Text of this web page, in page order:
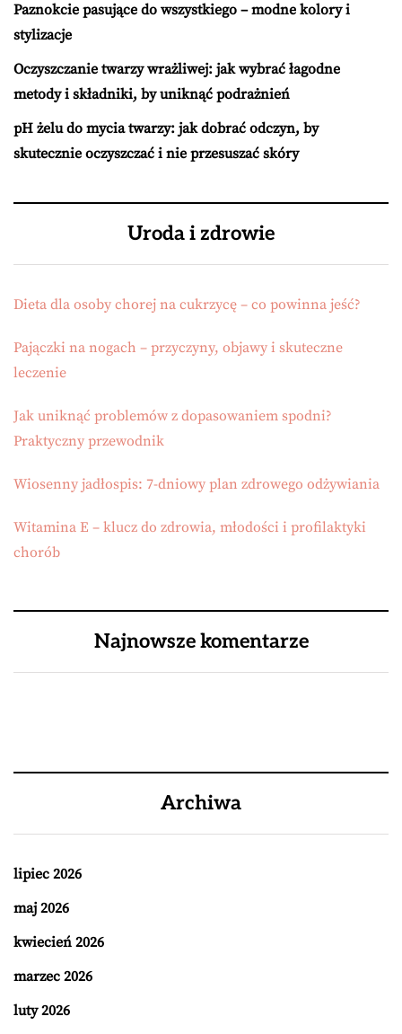
Paznokcie pasujące do wszystkiego – modne kolory i
stylizacje
Oczyszczanie twarzy wrażliwej: jak wybrać łagodne
metody i składniki, by uniknąć podrażnień
pH żelu do mycia twarzy: jak dobrać odczyn, by
skutecznie oczyszczać i nie przesuszać skóry
Uroda i zdrowie
Dieta dla osoby chorej na cukrzycę – co powinna jeść?
Pajączki na nogach – przyczyny, objawy i skuteczne
leczenie
Jak uniknąć problemów z dopasowaniem spodni?
Praktyczny przewodnik
Wiosenny jadłospis: 7-dniowy plan zdrowego odżywiania
Witamina E – klucz do zdrowia, młodości i profilaktyki
chorób
Najnowsze komentarze
Archiwa
lipiec 2026
maj 2026
kwiecień 2026
marzec 2026
luty 2026